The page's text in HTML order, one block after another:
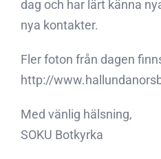
dag och har lärt känna
nya kontakter.
Fler foton från dagen
http://
Med vänlig hälsning,
SOKU Botkyrka